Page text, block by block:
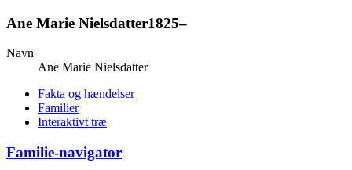
Ane Marie Nielsdatter1825–
Navn
Ane Marie Nielsdatter
Fakta og hændelser
Familier
Interaktivt træ
Familie-navigator